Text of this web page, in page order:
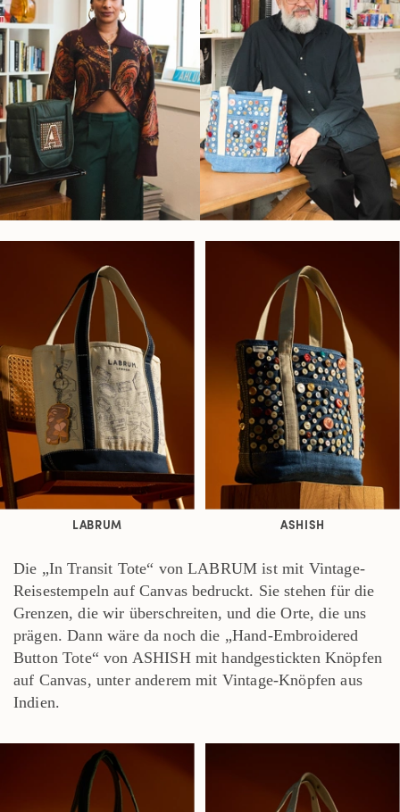
LABRUM ASHISH
Die „In Transit Tote“ von LABRUM ist mit Vintage-
Reisestempeln auf Canvas bedruckt. Sie stehen für die
Grenzen, die wir überschreiten, und die Orte, die uns
prägen. Dann wäre da noch die „Hand-Embroidered
Button Tote“ von ASHISH mit handgestickten Knöpfen
auf Canvas, unter anderem mit Vintage-Knöpfen aus
Indien.